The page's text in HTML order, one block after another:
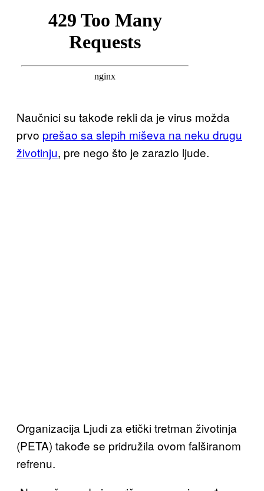
Naučnici su takođe rekli da je virus možda
prvo prešao sa slepih miševa na neku drugu
životinju, pre nego što je zarazio ljude.
Organizacija Ljudi za etički tretman životinja
(PETA) takođe se pridružila ovom falširanom
refrenu.